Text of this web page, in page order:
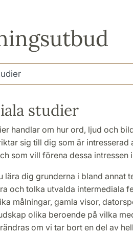
studier
handlar om hur ord, ljud och
sig till dig som är intresserad
som vill förena dessa intressen
lära dig grunderna i bland annat
och tolka utvalda intermediala
målningar, gamla visor,
olika beroende på vilka
om vi tar bort en del av